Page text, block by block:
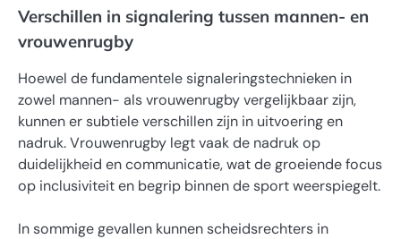
Verschillen in signalering tussen mannen- en
vrouwenrugby
Hoewel de fundamentele signaleringstechnieken in
zowel mannen- als vrouwenrugby vergelijkbaar zijn,
kunnen er subtiele verschillen zijn in uitvoering en
nadruk. Vrouwenrugby legt vaak de nadruk op
duidelijkheid en communicatie, wat de groeiende focus
op inclusiviteit en begrip binnen de sport weerspiegelt.
In sommige gevallen kunnen scheidsrechters in